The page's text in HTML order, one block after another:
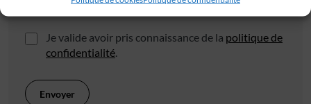
J'accepte de recevoir les offres d'IGC
Je valide avoir pris connaissance de la politique de
confidentialité.